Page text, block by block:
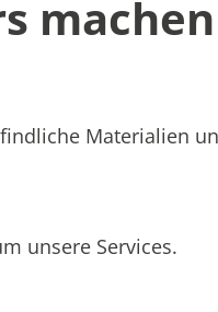
machen
Materialien
unsere Services.